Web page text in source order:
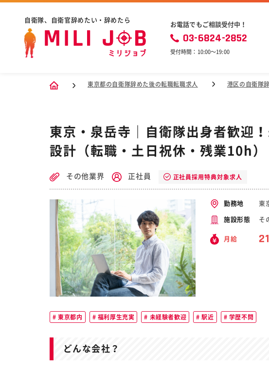
自衛隊、自衛官辞めたい・辞めたら
お電話でもご相談受付中！
03-6824-2852
受付時間：10:00〜19:00
東京都の自衛隊辞めた後の転職転職求人 港区の自衛隊
東京・泉岳寺｜自衛隊出身者歓迎
設計（転職・土日祝休・残業10h）
その他業界 正社員 正社員採用特典対象求人
勤務地 東
施設形態 そ
月給
東京都内 福利厚生充実 未経験者歓迎 駅近 学歴不問
どんな会社？